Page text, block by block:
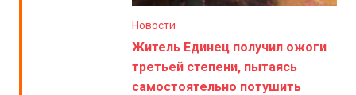
Новости
Житель Единец получил ожоги
третьей степени, пытаясь
самостоятельно потушить